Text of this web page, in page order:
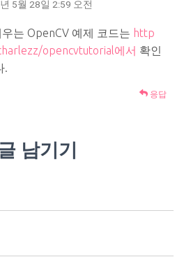
5월 28일 2:59 오전
는 OpenCV 예제 코드는 http
opencvtutorial에서 확인
.
응답
남기기